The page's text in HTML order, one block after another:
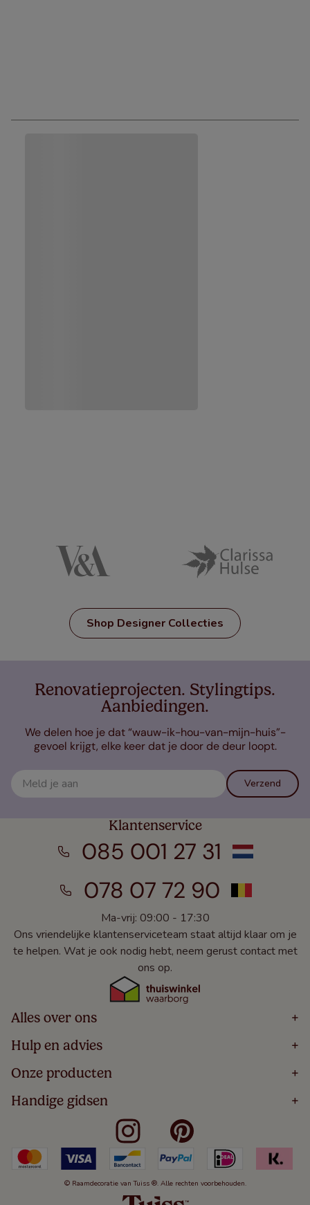
Shop Designer Collecties
Renovatieprojecten. Stylingtips.
Aanbiedingen.
We delen hoe je dat “wauw-ik-hou-van-mijn-huis”-
gevoel krijgt, elke keer dat je door de deur loopt.
Verzend
Klantenservice
085 001 27 31
078 07 72 90
Ma-vrij: 09:00 - 17:30
Ons vriendelijke klantenserviceteam staat altijd klaar om je
te helpen. Wat je ook nodig hebt, neem gerust contact met
ons op.
Alles over ons +
Home
Over
Bestellen
Winacties
Veelgestelde Vragen
Hulp en advies +
Volg Je Bestelling
Levering
5 Jaar Garantie
Algemene Voorwaarden
Kindveiligheid
Cookies
Herroepingsrecht
Onze producten +
Houten Jaloezieën
Rolgordijnen
Verticale Jaloezieën
Duo Rolgordijnen
Duo Plisségordijnen
Handige gidsen +
Meten Voor Raamdecoratie
Badkamer Raamdecoratie
Slaapkamer Raamdecoratie
Keuken Raamdecoratie
De Jaloezieën Gids
© Raamdecoratie van Tuiss ®. Alle rechten voorbehouden.